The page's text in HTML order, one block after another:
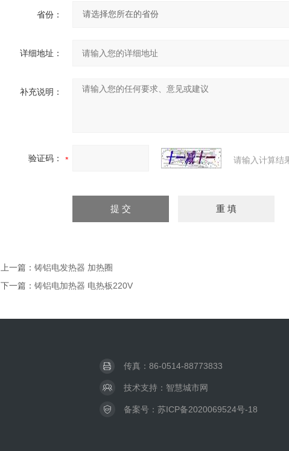
省份：
详细地址：
补充说明：
验证码： 请输入计算结
上一篇： 铸铝电发热器 加热圈
下一篇： 铸铝电加热器 电热板220V
传真：86-0514-88773833
技术支持： 智慧城市网
备案号： 苏ICP备2020069524号-18